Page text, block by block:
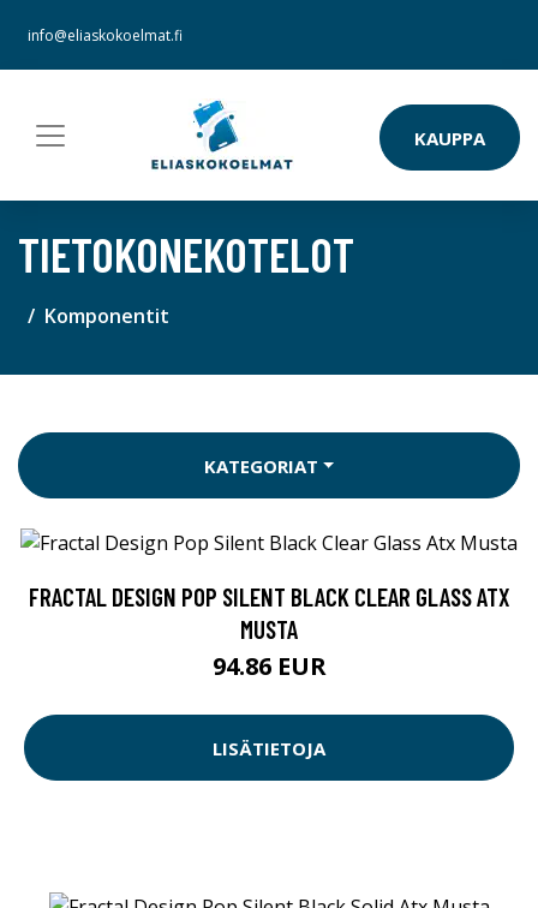
info@eliaskokoelmat.fi
KAUPPA
TIETOKONEKOTELOT
Komponentit
KATEGORIAT
FRACTAL DESIGN POP SILENT BLACK CLEAR GLASS ATX
MUSTA
94.86 EUR
LISÄTIETOJA